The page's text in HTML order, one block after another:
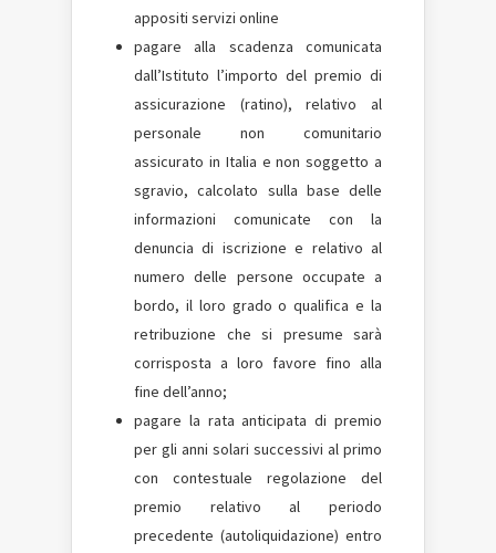
appositi servizi online
pagare alla scadenza comunicata
dall’Istituto l’importo del premio di
assicurazione (ratino), relativo al
personale non comunitario
assicurato in Italia e non soggetto a
sgravio, calcolato sulla base delle
informazioni comunicate con la
denuncia di iscrizione e relativo al
numero delle persone occupate a
bordo, il loro grado o qualifica e la
retribuzione che si presume sarà
corrisposta a loro favore fino alla
fine dell’anno;
pagare la rata anticipata di premio
per gli anni solari successivi al primo
con contestuale regolazione del
premio relativo al periodo
precedente (autoliquidazione) entro